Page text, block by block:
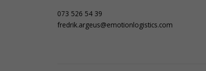
073 526 54 39
fredrik.argeus@emotionlogistics.com